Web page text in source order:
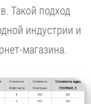
Такой подход
индустрии и
магазина.